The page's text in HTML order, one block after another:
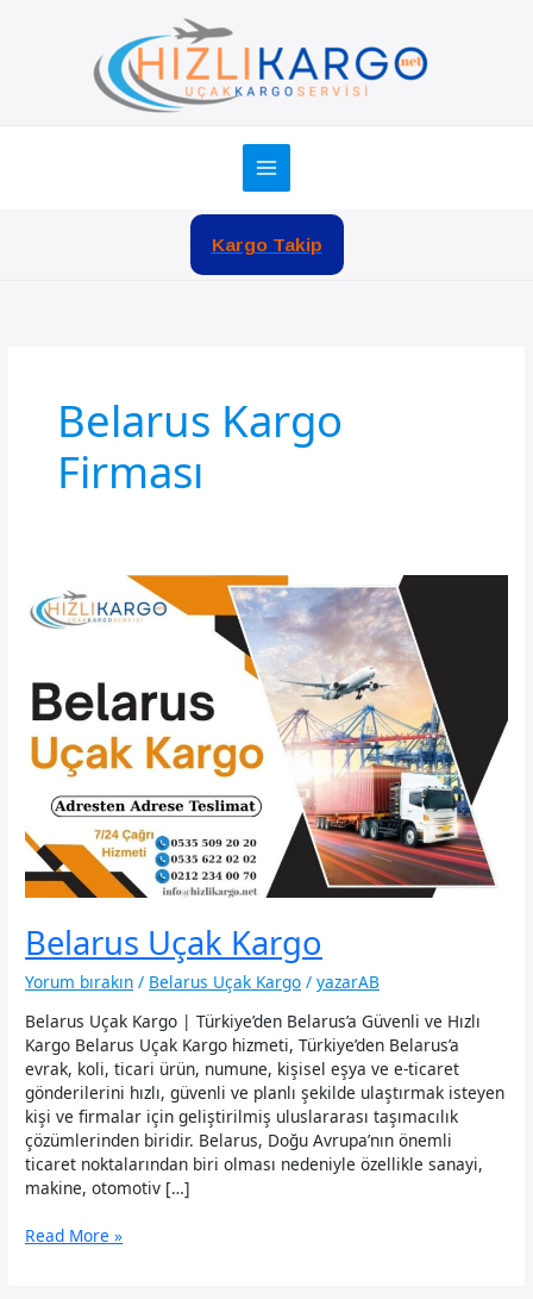
Kargo Takip
Belarus Kargo
Firması
Belarus Uçak Kargo
Yorum bırakın / Belarus Uçak Kargo /yazarAB
Belarus Uçak Kargo | Türkiye’den Belarus’a Güvenli ve Hızlı
Kargo Belarus Uçak Kargo hizmeti, Türkiye’den Belarus’a
evrak, koli, ticari ürün, numune, kişisel eşya ve e-ticaret
gönderilerini hızlı, güvenli ve planlı şekilde ulaştırmak isteyen
kişi ve firmalar için geliştirilmiş uluslararası taşımacılık
çözümlerinden biridir. Belarus, Doğu Avrupa’nın önemli
ticaret noktalarından biri olması nedeniyle özellikle sanayi,
makine, otomotiv […]
Belarus
Read More »